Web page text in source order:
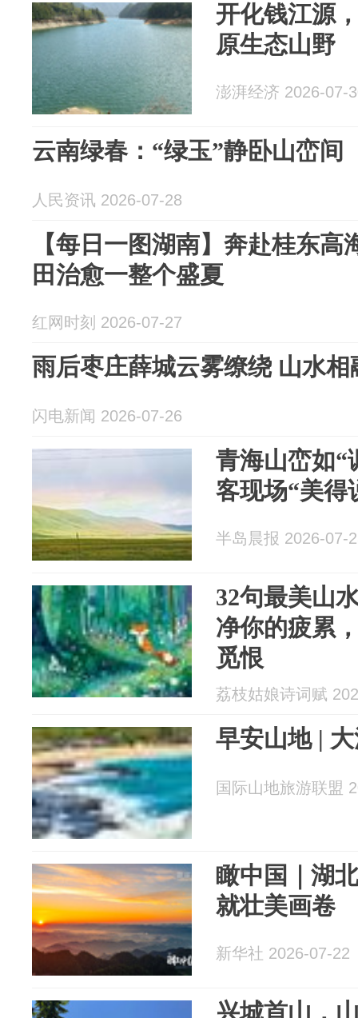
开化钱江源
原生态山野
澎湃经济 2026-07-
云南绿春：“绿玉”静卧山峦间
人民资讯 2026-07-28
【每日一图湖南】奔赴桂东
田治愈一整个盛夏
红网时刻 2026-07-27
雨后枣庄薛城云雾缭绕 山水
闪电新闻 2026-07-26
青海山峦如“
客现场“美得
半岛晨报 2026-07-
32句最美山
净你的疲累
觅恨
荔枝姑娘诗词赋
早安山地 |
国际山地旅游联盟
瞰中国｜湖
就壮美画卷
新华社 2026-07-22
兴城首山，